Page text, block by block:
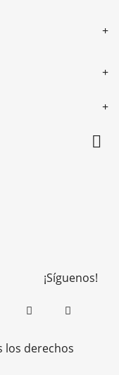

¡Síguenos!
los derechos